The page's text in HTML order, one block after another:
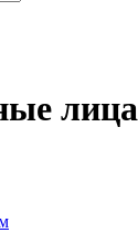
лица